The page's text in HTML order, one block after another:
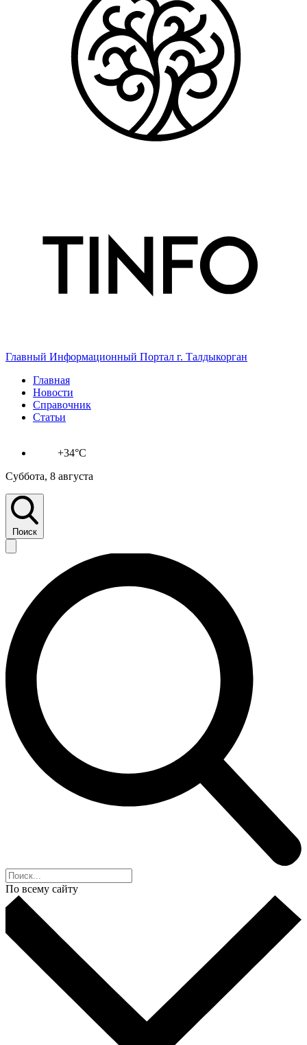
Главный Информационный Портал г. Талдыкорган
Главная
Новости
Справочник
Статьи
+34°C
Суббота, 8 августа
Поиск
По всему сайту